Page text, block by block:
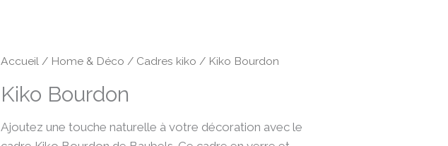
Accueil/ Home & Déco / Cadres kiko / Kiko Bourdon
Kiko Bourdon
Ajoutez une touche naturelle à votre décoration avec le